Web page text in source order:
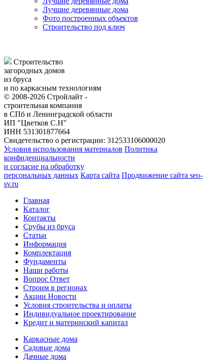
Лучшие деревянные дома
Фото построенных объектов
Строительство под ключ
Строительство
загородных домов
из бруса
и по каркасным технологиям
© 2008-2026 Стройлайт -
строительная компания
в СПб и Ленинградской области
ИП "Цветков С.Н"
ИНН 531301877664
Свидетельство о регистрации: 312533106000020
Условия использования материалов Политика
конфиденциальности
и согласие на обработку
персональных данных Карта сайта Продвижение сайта seo-
sv.ru
Главная
Каталог
Контакты
Срубы из бруса
Статьи
Информация
Комплектация
Фундаменты
Наши работы
Вопрос Ответ
Строим в регионах
Акции Новости
Условия строительства и оплаты
Индивидуальное проектирование
Кредит и материнский капитал
Каркасные дома
Садовые дома
Дачные дома